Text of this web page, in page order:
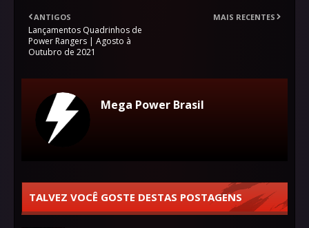
MAIS RECENTES
ANTIGOS
Lançamentos Quadrinhos de
Power Rangers | Agosto à
Outubro de 2021
Mega Power Brasil
TALVEZ VOCÊ GOSTE DESTAS POSTAGENS